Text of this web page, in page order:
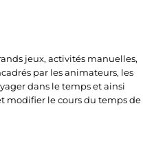
jeux, activités manuelles,
par les animateurs, les
dans le temps et ainsi
modifier le cours du temps de